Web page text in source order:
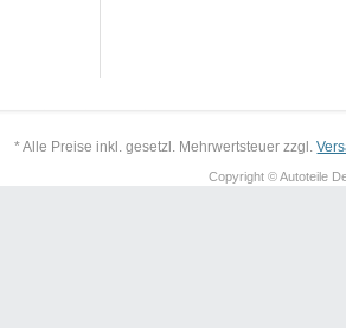
* Alle Preise inkl. gesetzl. Mehrwertsteuer zzgl.
Copyright © Autoteile